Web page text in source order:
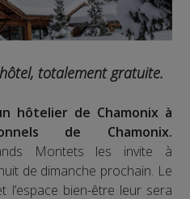
totalement gratuite.
hôtelier de Chamonix à
de Chamonix.
Montets les invite à
de dimanche prochain. Le
l’espace bien-être leur sera